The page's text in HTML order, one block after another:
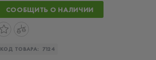
СООБЩИТЬ О НАЛИЧИИ
КОД ТОВАРА: 7124